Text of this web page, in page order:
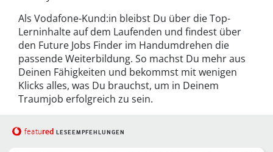
Als Vodafone-Kund:in bleibst Du über die Top-
Lerninhalte auf dem Laufenden und findest über
den Future Jobs Finder im Handumdrehen die
passende Weiterbildung. So machst Du mehr aus
Deinen Fähigkeiten und bekommst mit wenigen
Klicks alles, was Du brauchst, um in Deinem
Traumjob erfolgreich zu sein.
featured LESEEMPFEHLUNGEN